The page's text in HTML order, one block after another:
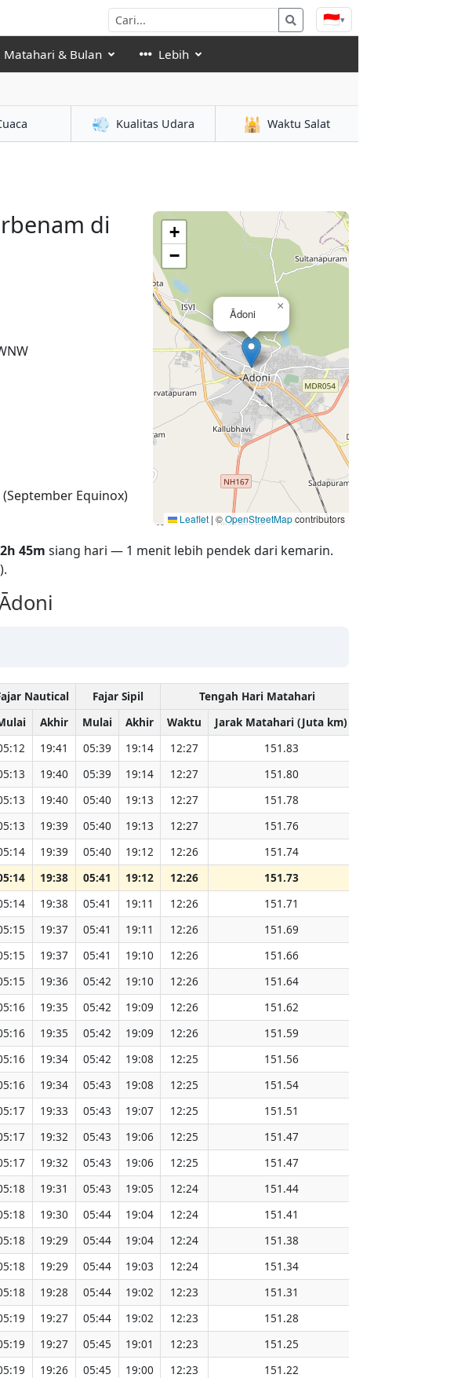
🇮🇩▾
Matahari & Bulan Lebih
💨 Kualitas Udara 🕌 Waktu Salat
di
Equinox)
Ādoni
×
+
−
Leaflet | ©OpenStreetMapcontributors
45m siang hari — 1 menit lebih pendek dari kemarin.
Nautical Fajar Sipil
Tengah Hari Matahari
Akhir Mulai Akhir Waktu
Jarak Matahari (Juta km)
19:41 05:39 19:14 12:27
151.83
19:40 05:39 19:14 12:27
151.80
19:40 05:40 19:13 12:27
151.78
19:39 05:40 19:13 12:27
151.76
19:39 05:40 19:12 12:26
151.74
19:38 05:41 19:12 12:26
151.73
19:38 05:41 19:11 12:26
151.71
19:37 05:41 19:11 12:26
151.69
19:37 05:41 19:10 12:26
151.66
19:36 05:42 19:10 12:26
151.64
19:35 05:42 19:09 12:26
151.62
19:35 05:42 19:09 12:26
151.59
19:34 05:42 19:08 12:25
151.56
19:34 05:43 19:08 12:25
151.54
19:33 05:43 19:07 12:25
151.51
19:32 05:43 19:06 12:25
151.47
19:32 05:43 19:06 12:25
151.47
19:31 05:43 19:05 12:24
151.44
19:30 05:44 19:04 12:24
151.41
19:29 05:44 19:04 12:24
151.38
19:29 05:44 19:03 12:24
151.34
19:28 05:44 19:02 12:23
151.31
19:27 05:44 19:02 12:23
151.28
19:27 05:45 19:01 12:23
151.25
19:26 05:45 19:00 12:23
151.22